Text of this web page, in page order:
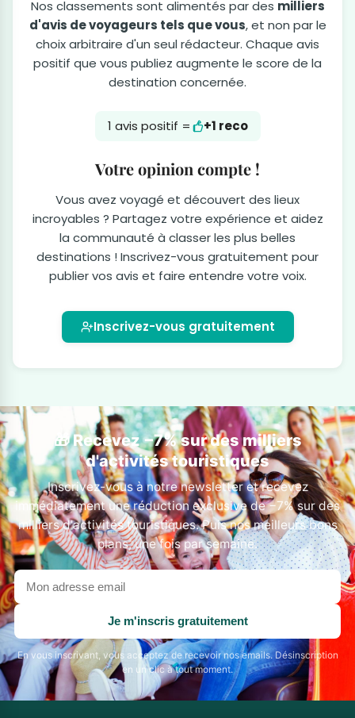
Nos classements sont alimentés par des milliers
d'avis de voyageurs tels que vous, et non par le
choix arbitraire d'un seul rédacteur. Chaque avis
positif que vous publiez augmente le score de la
destination concernée.
1 avis positif = +1 reco
Votre opinion compte !
Vous avez voyagé et découvert des lieux
incroyables ? Partagez votre expérience et aidez
la communauté à classer les plus belles
destinations ! Inscrivez-vous gratuitement pour
publier vos avis et faire entendre votre voix.
Inscrivez-vous gratuitement
🎁 Recevez −7% sur des milliers
d'activités touristiques
Inscrivez-vous à notre newsletter et recevez
immédiatement une réduction exclusive de −7% sur des
milliers d'activités touristiques. Puis nos meilleurs bons
plans, une fois par semaine.
Votre
adresse
email
Je m'inscris gratuitement
En vous inscrivant, vous acceptez de recevoir nos emails. Désinscription
en un clic à tout moment.